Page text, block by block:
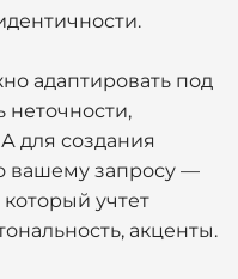
адаптировать под
неточности,
А для создания
вашему запросу —
который учтет
акценты.